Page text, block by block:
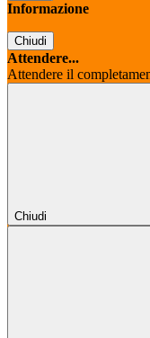
Informazione
Chiudi
Attendere...
Attendere il
Chiudi